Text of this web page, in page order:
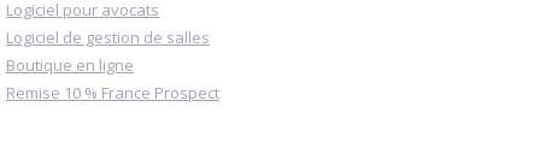
Logiciel pour avocats
Logiciel de gestion de salles
Boutique en ligne
Remise 10 % France Prospect